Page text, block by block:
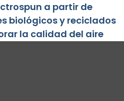
a partir de
biológicos y reciclados
la calidad del aire